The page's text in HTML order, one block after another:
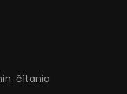
čítania